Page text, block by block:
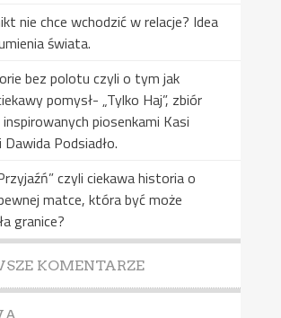
nie chce wchodzić w relacje? Idea
świata.
bez polotu czyli o tym jak
pomysł- „Tylko Haj”, zbiór
piosenkami Kasi
Dawida Podsiadło.
czyli ciekawa historia o
matce, która być może
granice?
KOMENTARZE